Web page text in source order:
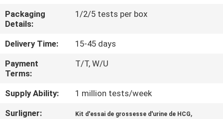
QUALITÉ
CONTACTEZ-
NOUS
NOUVELLES
Packaging
Details:
1/2/5 tests per box
Delivery Time:
15-45 days
Payment
Terms:
T/T, W/U
Supply Ability:
1 million tests/week
Surligner:
Kit d'essai de grossesse d'urine de HCG,